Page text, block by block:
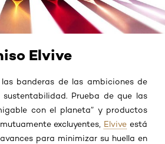
Elvive
banderas de las ambiciones de
sustentabilidad. Prueba de que las
con el planeta” y productos
excluyentes, Elvive está
para minimizar su huella en